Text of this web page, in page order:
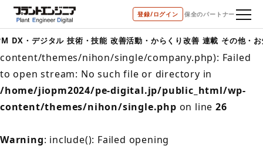
登録/ログイン 保全のパートナー
DX・デジタル 技術・技能 改善活動・からくり改善 連載 その他・
Warning: include(/home/jiopm2024/pe-
digital.jp/public_html/wp-
content/themes/nihon/single/company.php): Failed
to open stream: No such file or directory in
/home/jiopm2024/pe-digital.jp/public_html/wp-
content/themes/nihon/single.php on line26
Warning: include(): Failed opening